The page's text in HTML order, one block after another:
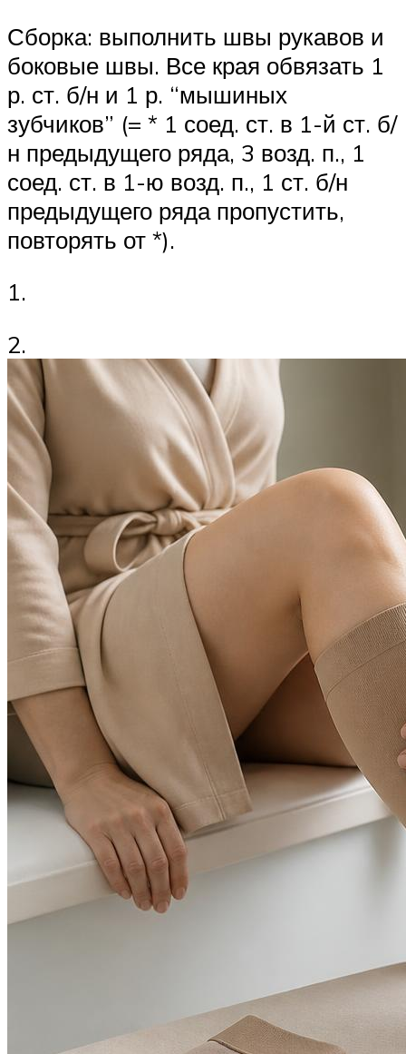
Сборка: выполнить швы рукавов и
боковые швы. Все края обвязать 1
р. ст. б/н и 1 р. “мышиных
зубчиков” (= * 1 соед. ст. в 1-й ст. б/
н предыдущего ряда, 3 возд. п., 1
соед. ст. в 1-ю возд. п., 1 ст. б/н
предыдущего ряда пропустить,
повторять от *).
1.
2.